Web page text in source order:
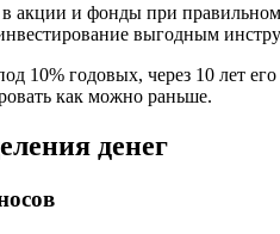
акции и фонды при
выгодным
10% годовых, через 10 лет
как можно раньше.
денег